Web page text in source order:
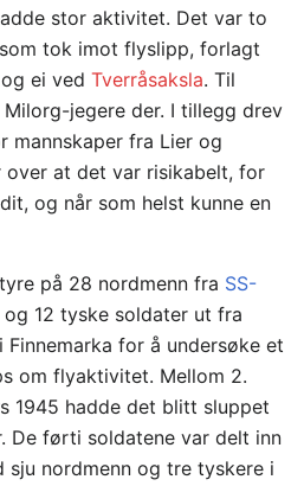
stor aktivitet. Det var to
tok imot flyslipp, forlagt
ei ved Tverråsaksla. Til
jegere der. I tillegg drev
mannskaper fra Lier og
over at det var risikabelt, for
og når som helst kunne en
på 28 nordmenn fra SS-
og 12 tyske soldater ut fra
Finnemarka for å undersøke et
om flyaktivitet. Mellom 2.
1945 hadde det blitt sluppet
De førti soldatene var delt inn
sju nordmenn og tre tyskere i